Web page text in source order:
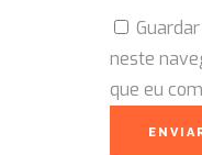
neste
que eu